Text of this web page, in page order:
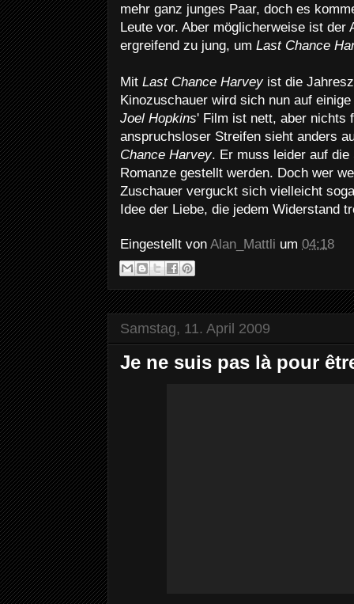
mehr ganz junges Paar, doch es
Leute vor. Aber möglicherweise ist der
ergreifend zu jung, um Last Chance
Mit Last Chance Harveyist die
Kinozuschauer wird sich nun auf
Joel Hopkins' Film ist nett, aber nichts
anspruchsloser Streifen sieht anders
Chance Harvey. Er muss leider auf die
Romanze gestellt werden. Doch wer
Zuschauer verguckt sich vielleicht
Idee der Liebe, die jedem Widerstand
Eingestellt von Alan_Mattli um 04:18
Samstag, 11. April 2009
Je ne suis pas là pour